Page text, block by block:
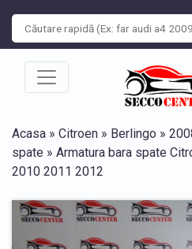
Acasa » Citroen » Berlingo »
spate » Armatura bara spate
2010 2011 2012